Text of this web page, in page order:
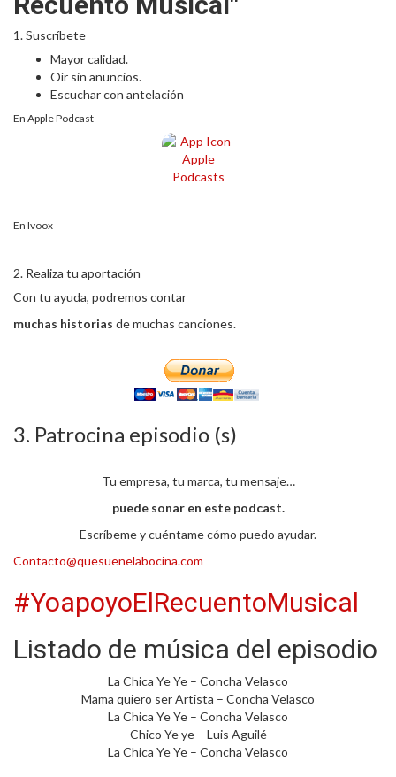
1. Suscríbete
Mayor calidad.
Oír sin anuncios.
Escuchar con antelación
En Apple Podcast
En Ivoox
2. Realiza tu aportación
Con tu ayuda, podremos contar
muchas historias de muchas canciones.
3. Patrocina episodio (s)
Tu empresa, tu marca, tu mensaje…
puede sonar en este podcast.
Escríbeme y cuéntame cómo puedo ayudar.
Contacto@quesuenelabocina.com
#YoapoyoElRecuentoMusical
Listado de música del episodio
La Chica Ye Ye – Concha Velasco
Mama quiero ser Artista – Concha Velasco
La Chica Ye Ye – Concha Velasco
Chico Ye ye – Luis Aguilé
La Chica Ye Ye – Concha Velasco